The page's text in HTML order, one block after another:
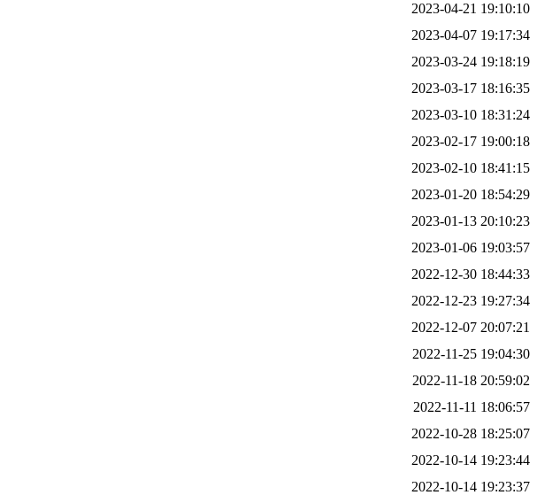
2023-04-21 19:10:10
2023-04-07 19:17:34
2023-03-24 19:18:19
2023-03-17 18:16:35
2023-03-10 18:31:24
2023-02-17 19:00:18
2023-02-10 18:41:15
2023-01-20 18:54:29
2023-01-13 20:10:23
2023-01-06 19:03:57
2022-12-30 18:44:33
2022-12-23 19:27:34
2022-12-07 20:07:21
2022-11-25 19:04:30
2022-11-18 20:59:02
2022-11-11 18:06:57
2022-10-28 18:25:07
2022-10-14 19:23:44
2022-10-14 19:23:37